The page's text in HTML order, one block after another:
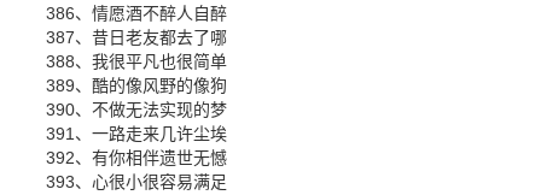
386、情愿酒不醉人自醉
387、昔日老友都去了哪
388、我很平凡也很简单
389、酷的像风野的像狗
390、不做无法实现的梦
391、一路走来几许尘埃
392、有你相伴遗世无憾
393、心很小很容易满足